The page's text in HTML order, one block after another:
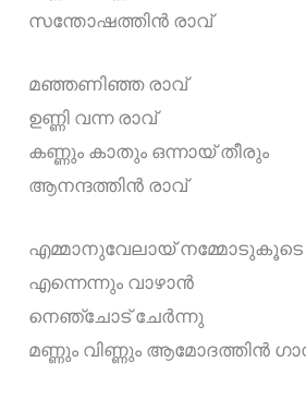
സന്തോഷത്തിൻ രാവ്‌
മഞ്ഞണിഞ്ഞ രാവ്
ഉണ്ണി വന്ന രാവ്
കണ്ണും കാതും ഒന്നായ് തീരും
ആനന്ദത്തിൻ രാവ്‌
എമ്മാനുവേലായ് നമ്മോടുകൂടെ
എന്നെന്നും വാഴാൻ
നെഞ്ചോട് ചേർന്നു
മണ്ണും വിണ്ണും ആമോദത്തിൻ